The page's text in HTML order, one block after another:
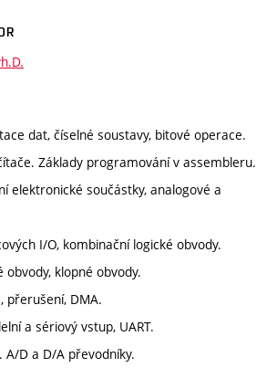
dat, číselné soustavy, bitové operace.
Základy programování v assembleru.
elektronické součástky, analogové a
I/O, kombinační logické obvody.
obvody, klopné obvody.
přerušení, DMA.
a sériový vstup, UART.
A/D a D/A převodníky.